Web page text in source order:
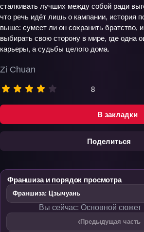
В закладки
Поделиться
Zi Chuan
8
сталкивать лучших между собой ради
что речь идёт лишь о кампании, история
выше: сумеет ли он сохранить братство,
выбирать свою сторону в мире, где одна
карьеры, а судьбы целого дома.
Франшиза и порядок просмотра
Франшиза: Цзычуань
Вы сейчас: Основной сюжет
‹Предыдущая часть